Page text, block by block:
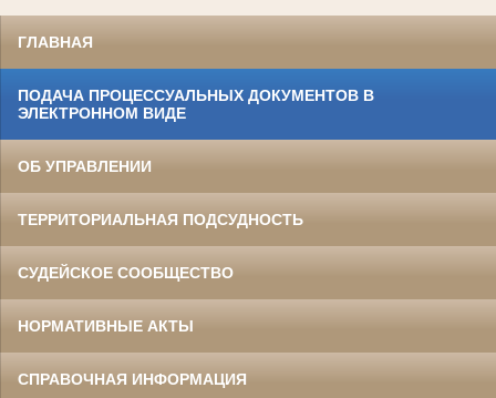
ГЛАВНАЯ
ПОДАЧА ПРОЦЕССУАЛЬНЫХ ДОКУМЕНТОВ В
ЭЛЕКТРОННОМ ВИДЕ
ОБ УПРАВЛЕНИИ
ТЕРРИТОРИАЛЬНАЯ ПОДСУДНОСТЬ
СУДЕЙСКОЕ СООБЩЕСТВО
НОРМАТИВНЫЕ АКТЫ
СПРАВОЧНАЯ ИНФОРМАЦИЯ